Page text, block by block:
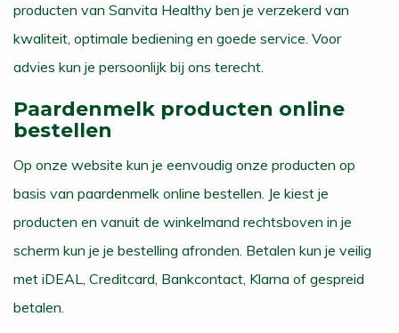
producten van Sanvita Healthy ben je verzekerd van
kwaliteit, optimale bediening en goede service. Voor
advies kun je persoonlijk bij ons terecht.
Paardenmelk producten online
bestellen
Op onze website kun je eenvoudig onze producten op
basis van paardenmelk online bestellen. Je kiest je
producten en vanuit de winkelmand rechtsboven in je
scherm kun je je bestelling afronden. Betalen kun je veilig
met iDEAL, Creditcard, Bankcontact, Klarna of gespreid
betalen.